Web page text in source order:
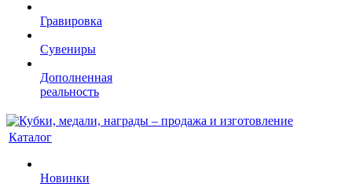
Гравировка
Сувениры
Дополненная
реальность
Каталог
Новинки